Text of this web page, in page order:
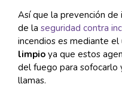
Así que la prevención de
de la seguridad contra
incendios es mediante el
limpio ya que estos
del fuego para sofocarlo
llamas.